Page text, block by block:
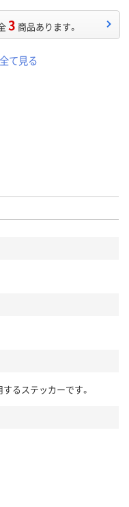
3 商品あります。
て見る
るステッカーです。